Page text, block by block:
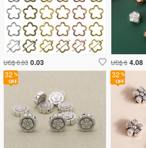
32 32
US$ 0.03 0.03 US$ 6 4.08